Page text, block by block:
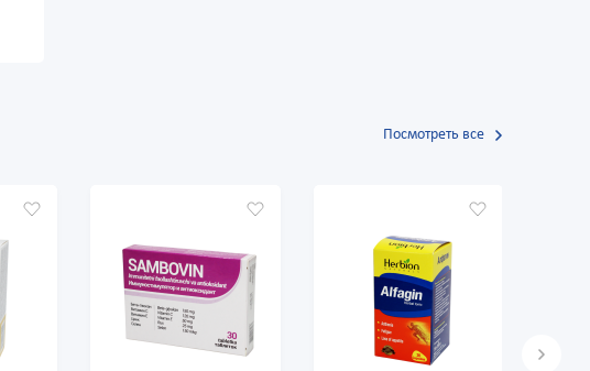
Посмотреть все